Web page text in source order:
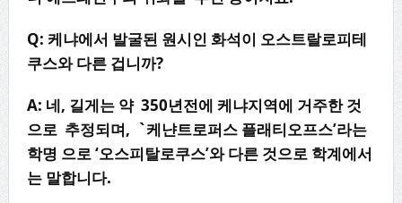
Q: 케냐에서 발굴된 원시인 화석이 오스트랄로피테
쿠스와 다른 겁니까?
A: 네, 길게는 약 350년전에 케냐지역에 거주한 것
으로 추정되며, `케냔트로퍼스 플래티오프스’라는
학명 으로 ‘오스피탈로쿠스’와 다른 것으로 학계에서
는 말합니다.